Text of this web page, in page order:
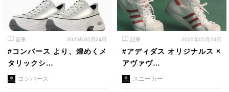
記事 2025年05月24日
#コンバース より、煌めくメ
タリックシ…
コンバース
記事 2025年05月23日
#アディダス オリジナルス ×
アヴァヴ…
スニーカー